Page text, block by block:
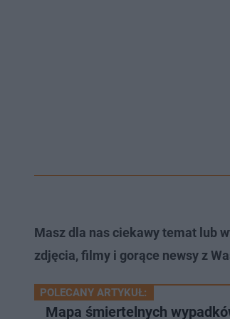
Masz dla nas ciekawy temat lub
zdjęcia, filmy i gorące newsy z
POLECANY ARTYKUŁ:
Mapa śmiertelnych